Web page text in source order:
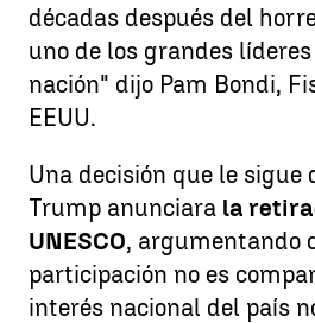
décadas después del
uno de los grandes
nación" dijo Pam Bondi,
EEUU.
Una decisión que le sigue
Trump anunciara la
UNESCO, argumentando
participación no es
interés nacional del país